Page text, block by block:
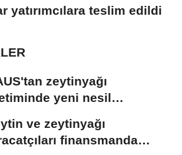
yatırımcılara teslim edildi
zeytinyağı
yeni nesil
ve zeytinyağı
finansmanda